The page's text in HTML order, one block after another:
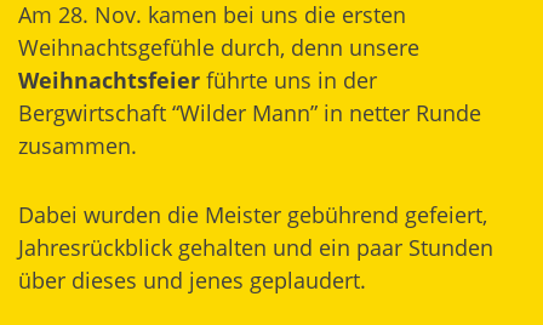
Am 28. Nov. kamen bei uns die ersten
Weihnachtsgefühle durch, denn unsere
Weihnachtsfeier führte uns in der
Bergwirtschaft “Wilder Mann” in netter Runde
zusammen.
Dabei wurden die Meister gebührend gefeiert,
Jahresrückblick gehalten und ein paar Stunden
über dieses und jenes geplaudert.